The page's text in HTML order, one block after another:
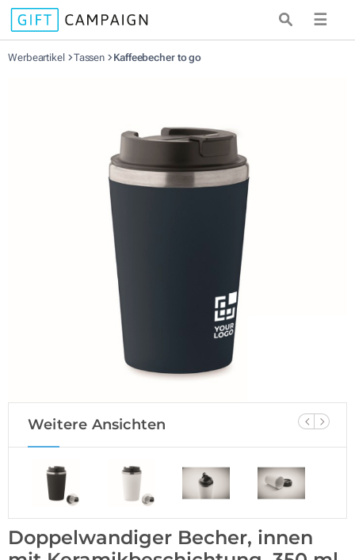
☰
Werbeartikel Tassen Kaffeebecher to go
Weitere Ansichten
Doppelwandiger Becher, innen